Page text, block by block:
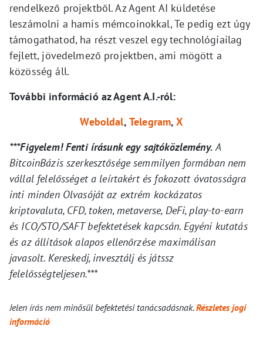
rendelkező projektből. Az Agent AI küldetése
leszámolni a hamis mémcoinokkal, Te pedig ezt úgy
támogathatod, ha részt veszel egy technológiailag
fejlett, jövedelmező projektben, ami mögött a
közösség áll.
További információ az Agent A.I.-ról:
Weboldal, Telegram,X
***Figyelem! Fenti írásunk egy sajtóközlemény.A
BitcoinBázis szerkesztősége semmilyen formában nem
vállal felelősséget a leírtakért és fokozott óvatosságra
inti minden Olvasóját az extrém kockázatos
kriptovaluta, CFD, token, metaverse, DeFi, play-to-earn
és ICO/STO/SAFT befektetések kapcsán. Egyéni kutatás
és az állítások alapos ellenőrzése maximálisan
javasolt. Kereskedj, invesztálj és játssz
felelősségteljesen.***
Jelen írás nem minősül befektetési tanácsadásnak.Részletes jogi
információ